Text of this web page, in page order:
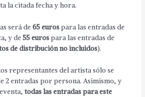
la citada fecha y hora.
será de65 eurospara las entradas de
y de55 eurospara las entradas de
de distribución no incluidos).
representantes del artista sólo se
2 entradas por persona. Asimismo, y
todas las entradas para este